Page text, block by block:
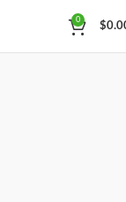
0
$